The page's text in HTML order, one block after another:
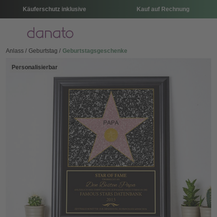
Käuferschutz inklusive Kauf auf Rechnung
Menü
Anlass Geburtstag Geburtstagsgeschenke
Personalisierbar